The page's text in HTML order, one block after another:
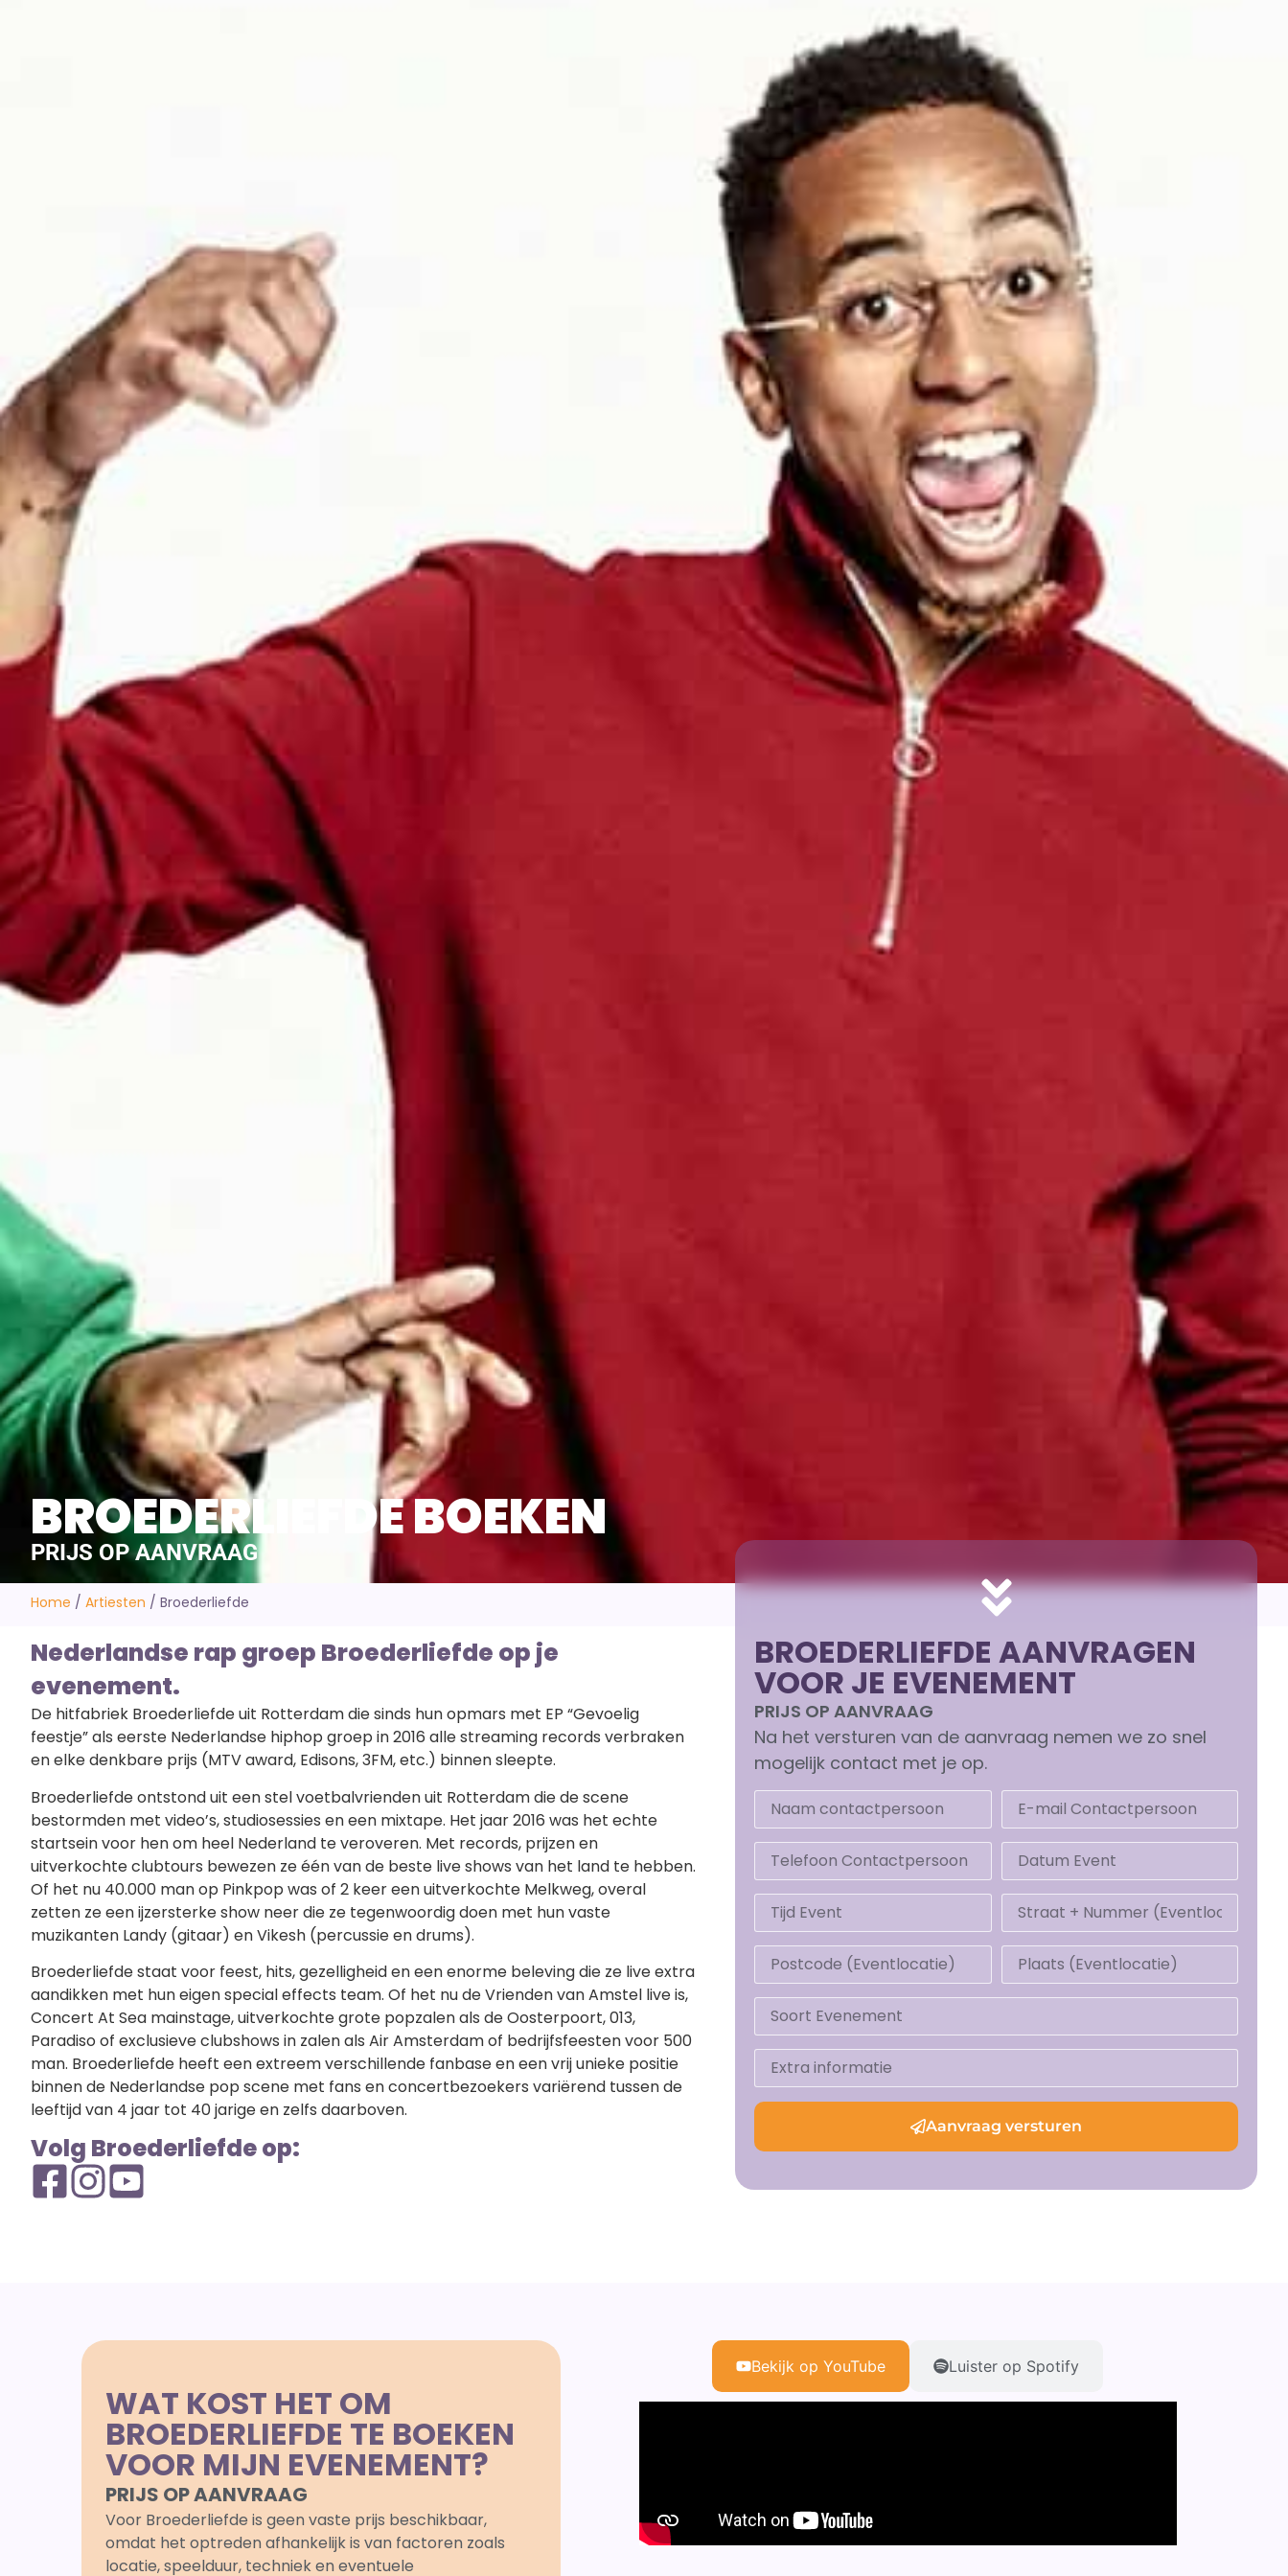
PRIJS OP AANVRAAG
BROEDERLIEFDE BOEKEN
Home / Artiesten / Broederliefde
Nederlandse rap groep Broederliefde op je
evenement.
De hitfabriek Broederliefde uit Rotterdam die sinds hun opmars met EP “Gevoelig
feestje” als eerste Nederlandse hiphop groep in 2016 alle streaming records verbraken
en elke denkbare prijs (MTV award, Edisons, 3FM, etc.) binnen sleepte.
Broederliefde ontstond uit een stel voetbalvrienden uit Rotterdam die de scene
bestormden met video’s, studiosessies en een mixtape. Het jaar 2016 was het echte
startsein voor hen om heel Nederland te veroveren. Met records, prijzen en
uitverkochte clubtours bewezen ze één van de beste live shows van het land te hebben.
Of het nu 40.000 man op Pinkpop was of 2 keer een uitverkochte Melkweg, overal
zetten ze een ijzersterke show neer die ze tegenwoordig doen met hun vaste
muzikanten Landy (gitaar) en Vikesh (percussie en drums).
Broederliefde staat voor feest, hits, gezelligheid en een enorme beleving die ze live extra
aandikken met hun eigen special effects team. Of het nu de Vrienden van Amstel live is,
Concert At Sea mainstage, uitverkochte grote popzalen als de Oosterpoort, 013,
Paradiso of exclusieve clubshows in zalen als Air Amsterdam of bedrijfsfeesten voor 500
man. Broederliefde heeft een extreem verschillende fanbase en een vrij unieke positie
binnen de Nederlandse pop scene met fans en concertbezoekers variërend tussen de
leeftijd van 4 jaar tot 40 jarige en zelfs daarboven.
Volg Broederliefde op:
BROEDERLIEFDE AANVRAGEN
VOOR JE EVENEMENT
PRIJS OP AANVRAAG
Na het versturen van de aanvraag nemen we zo snel
mogelijk contact met je op.
Aanvraag versturen
WAT KOST HET OM
BROEDERLIEFDE TE BOEKEN
VOOR MIJN EVENEMENT?
PRIJS OP AANVRAAG
Voor Broederliefde is geen vaste prijs beschikbaar,
omdat het optreden afhankelijk is van factoren zoals
locatie, speelduur, techniek en eventuele
Bekijk op YouTube Luister op Spotify